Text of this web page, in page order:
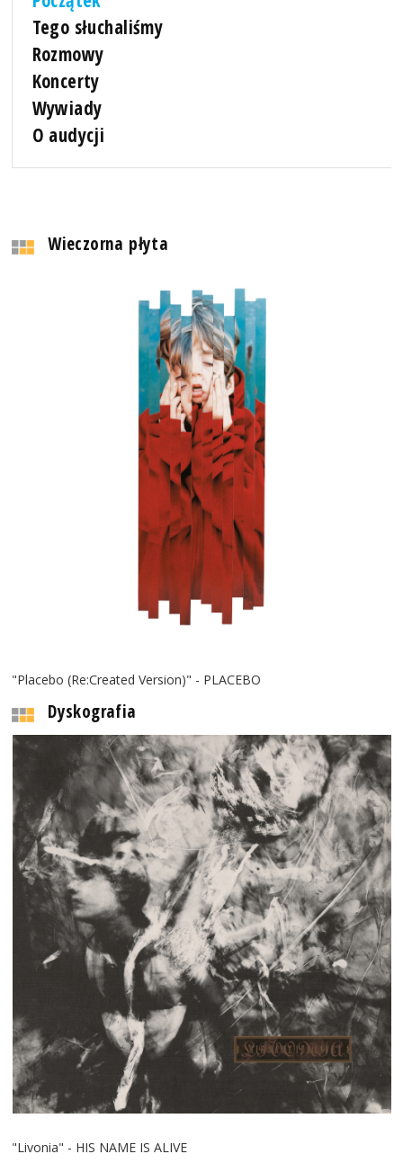
Tego słuchaliśmy
Rozmowy
Koncerty
Wywiady
O audycji
Wieczorna płyta
"Placebo (Re:Created Version)" - PLACEBO
Dyskografia
"Livonia" - HIS NAME IS ALIVE